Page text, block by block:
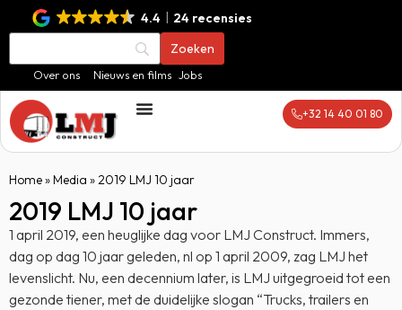
4.4 24 recensies
Over ons Nieuws en films Jobs
+32 14 40 01 80
Home»Media »2019 LMJ 10 jaar
2019 LMJ 10 jaar
1 april 2019, een heuglijke dag voor LMJ Construct. Immers,
dag op dag 10 jaar geleden, nl op 1 april 2009, zag LMJ het
levenslicht. Nu, een decennium later, is LMJ uitgegroeid tot een
gezonde tiener, met de duidelijke slogan “Trucks, trailers en